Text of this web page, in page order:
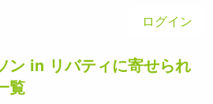
ログイン
ン in リバティに寄せられ
覧